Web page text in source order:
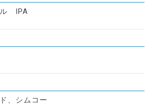
ル IPA
、シムコー